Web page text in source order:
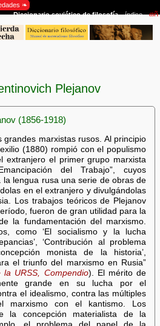
Plejanov
(1856-1918)
grandes marxistas rusos. Al principio
(1880) rompió con el populismo
extranjero el primer grupo marxista
del Trabajo”, cuyos
la lengua rusa una serie de obras de
en el extranjero y divulgándolas
Los trabajos teóricos de Plejanov
fueron de gran utilidad para la
la fundamentación del marxismo.
como ‘El socialismo y la lucha
‘Contribución al problema
monista de la historia’,
el triunfo del marxismo en Rusia”
URSS, Compendio). El mérito de
grande en su lucha por el
el idealismo, contra las múltiples
marxismo con el kantismo. Los
la concepción materialista de la